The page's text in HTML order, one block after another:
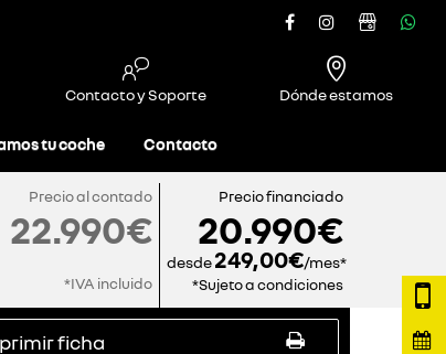
Contacto y Soporte Dónde estamos
tu coche Contacto
Precio al contado
22.990€
*IVA incluido
Precio financiado
20.990€
desde249,00€/mes*
*Sujeto a condiciones
ficha